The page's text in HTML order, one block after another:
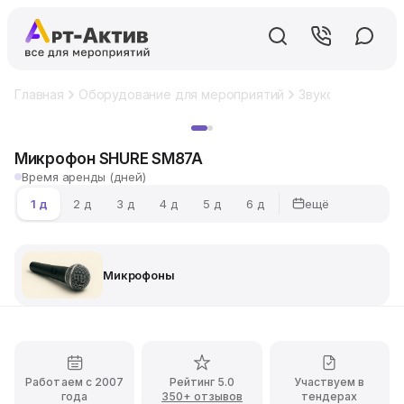
Главная Оборудование для мероприятий Звуковое
Микрофон SHURE SM87A
Время аренды (дней)
1 д
2 д 3 д 4 д 5 д 6 д ещё
Микрофоны
Работаем с 2007
года
Рейтинг 5.0
350+ отзывов
Участвуем в
тендерах